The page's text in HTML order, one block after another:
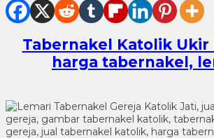
Tabernakel Katolik Ukir
harga tabernakel,